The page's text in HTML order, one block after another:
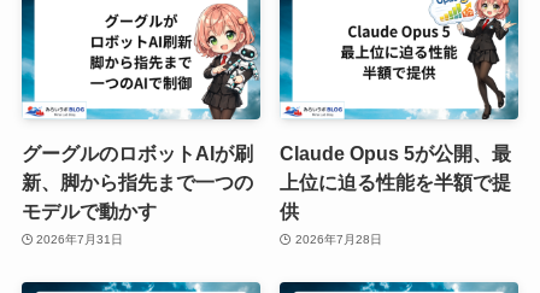
グーグルのロボットAIが刷
新、脚から指先まで一つの
モデルで動かす
2026年7月31日
Claude Opus 5が公開、最
上位に迫る性能を半額で提
供
2026年7月28日